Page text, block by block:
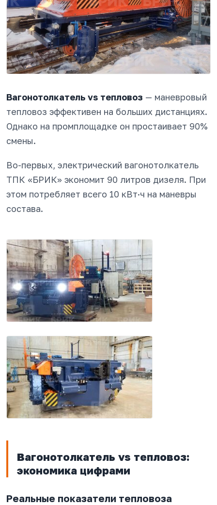
Вагонотолкатель vs тепловоз — маневровый
тепловоз эффективен на больших дистанциях.
Однако на промплощадке он простаивает 90%
смены.
Во-первых, электрический вагонотолкатель
ТПК «БРИК» экономит 90 литров дизеля. При
этом потребляет всего 10 кВт·ч на маневры
состава.
Вагонотолкатель vs тепловоз:
экономика цифрами
Реальные показатели тепловоза